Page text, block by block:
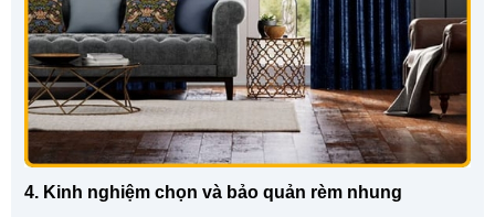
4. Kinh nghiệm chọn và bảo quản rèm nhung